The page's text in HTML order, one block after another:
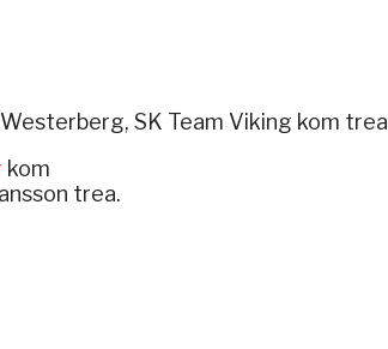
SK Team Viking kom trea
kom
trea.